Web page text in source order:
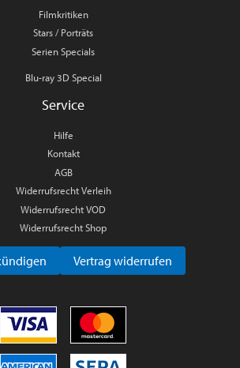
Filmkritiken
Stars / Porträts
Serien Specials
Blu-ray 3D Special
Service
Hilfe
Kontakt
AGB
Widerrufsrecht Verleih
Widerrufsrecht VOD
Widerrufsrecht Shop
Vertrag widerrufen